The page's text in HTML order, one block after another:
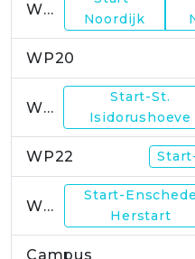
WP19
Noordijk
WP20
WP21
Start-St.
Isidorushoeve
WP22
WP23
Start-Enschede
Herstart
Campus